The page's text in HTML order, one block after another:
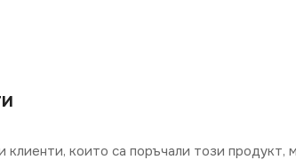
клиенти, които са поръчали този продукт,